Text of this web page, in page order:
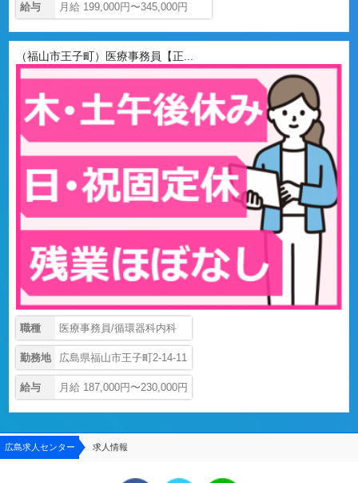
給与 月給 199,000円〜345,000円
（福山市王子町）医療事務員【正...
職種 医療事務員/循環器科内科
勤務地 広島県福山市王子町2-14-11
給与 月給 187,000円〜230,000円
広島求人センター 求人情報